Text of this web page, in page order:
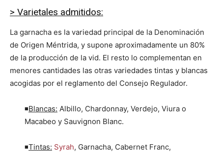
> Varietales admitidos:
La garnacha es la variedad principal de la Denominación
de Origen Méntrida, y supone aproximadamente un 80%
de la producción de la vid. El resto lo complementan en
menores cantidades las otras variedades tintas y blancas
acogidas por el reglamento del Consejo Regulador.
◾Blancas: Albillo, Chardonnay, Verdejo, Viura o
Macabeo y Sauvignon Blanc.
◾Tintas: Syrah, Garnacha, Cabernet Franc,